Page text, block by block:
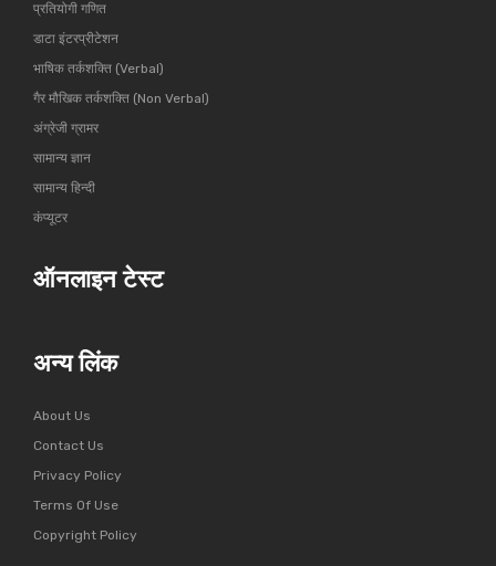
प्रतियोगी गणित
डाटा इंटरप्रीटेशन
भाषिक तर्कशक्ति (Verbal)
गैर मौखिक तर्कशक्ति (Non Verbal)
अंग्रेजी ग्रामर
सामान्य ज्ञान
सामान्य हिन्दी
कंप्यूटर
ऑनलाइन टेस्ट
अन्य लिंक
About Us
Contact Us
Privacy Policy
Terms Of Use
Copyright Policy